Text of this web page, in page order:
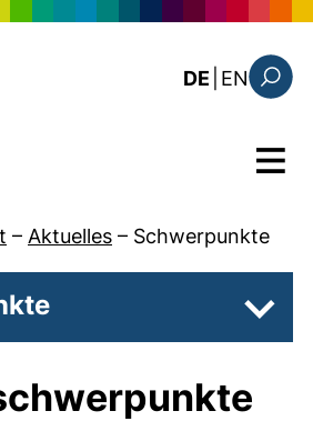
DE EN: the
Menü
– Aktuelles – Schwerpunkte